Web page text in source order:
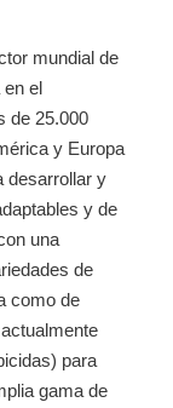
mundial de
el
de 25.000
y Europa
desarrollar y
y de
una
de
como de
para
gama de